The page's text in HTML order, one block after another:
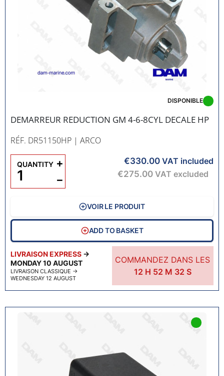
DEMARREUR REDUCTION GM 4-6-8CYL DECALE HP
RÉF. DR51150HP | ARCO
LIVRAISON EXPRESS →
MONDAY 10 AUGUST
LIVRAISON CLASSIQUE →
WEDNESDAY 12 AUGUST
COMMANDEZ DANS LES
12 H 52 M 31S
DISPONIBLE
€330.00 VAT included
€275.00 VAT excluded
QUANTITY
−
+
VOIR LE PRODUIT
ADD TO BASKET